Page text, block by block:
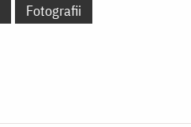
Fotografii